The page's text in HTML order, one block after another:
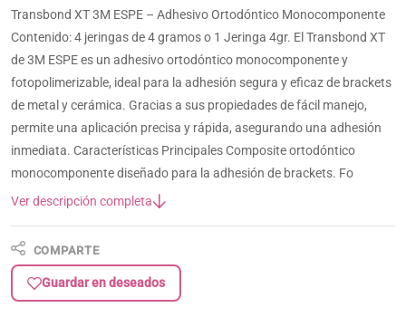
Transbond XT 3M ESPE – Adhesivo Ortodóntico Monocomponente
Contenido: 4 jeringas de 4 gramos o 1 Jeringa 4gr. El Transbond XT
de 3M ESPE es un adhesivo ortodóntico monocomponente y
fotopolimerizable, ideal para la adhesión segura y eficaz de brackets
de metal y cerámica. Gracias a sus propiedades de fácil manejo,
permite una aplicación precisa y rápida, asegurando una adhesión
inmediata. Características Principales Composite ortodóntico
monocomponente diseñado para la adhesión de brackets. Fo
Ver descripción completa
COMPARTE
Guardar en deseados